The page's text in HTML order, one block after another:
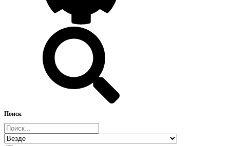
Поиск